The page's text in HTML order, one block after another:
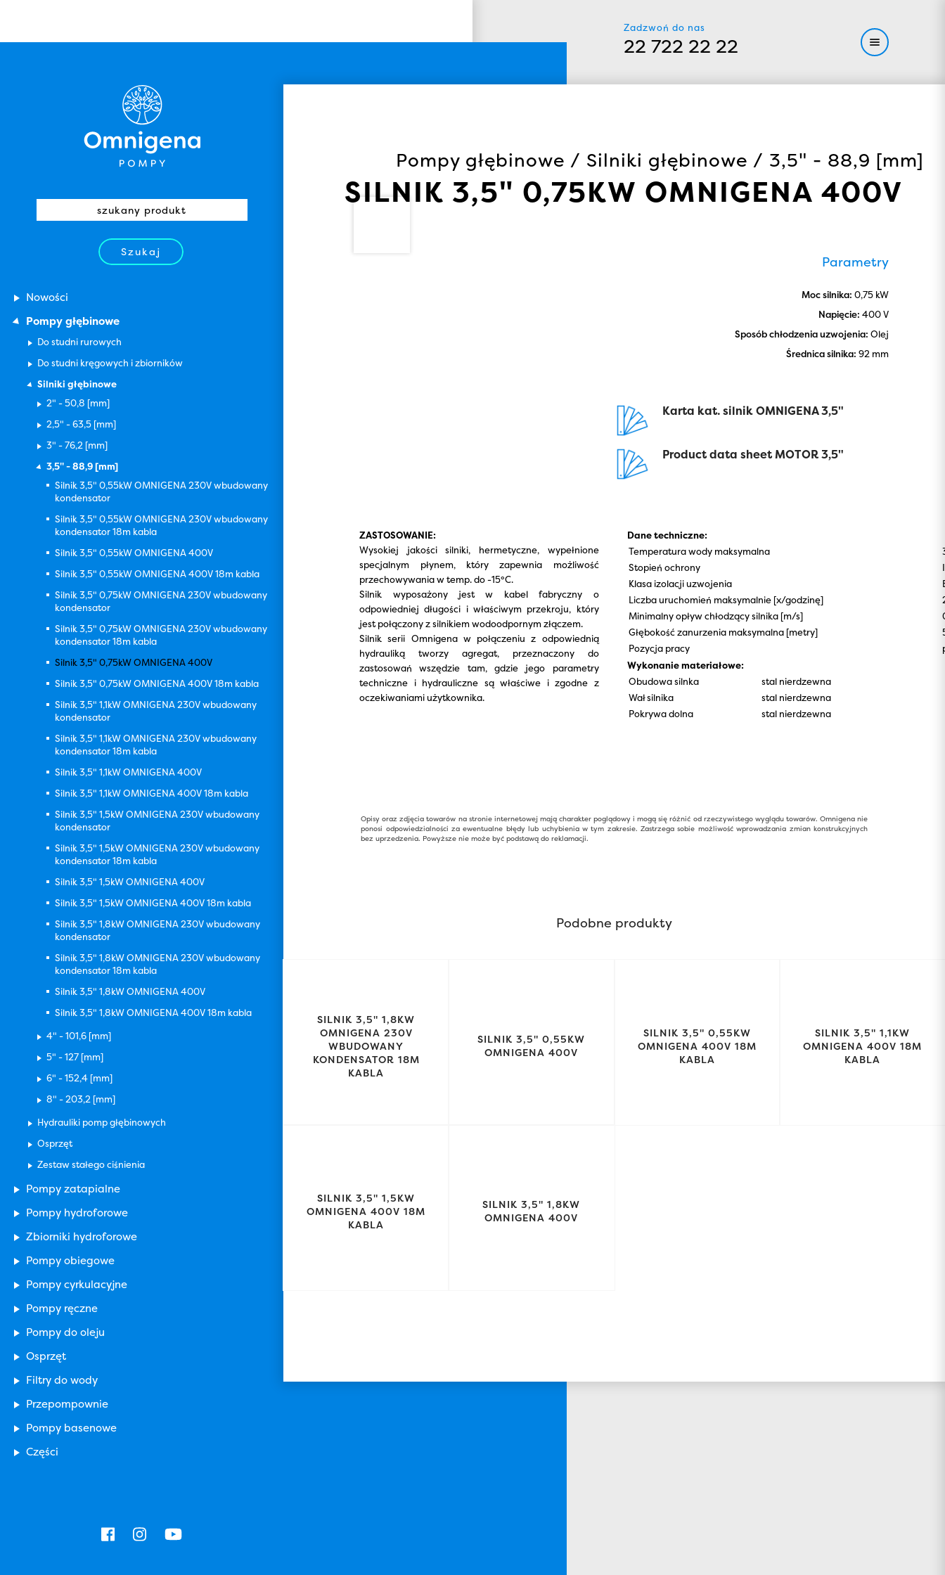
Zadzwoń do nas
22 722 22 22
Szukaj
Nowości
Pompy głębinowe
Do studni rurowych
Do studni kręgowych i zbiorników
Silniki głębinowe
2" - 50,8 [mm]
2,5" - 63,5 [mm]
3" - 76,2 [mm]
3,5" - 88,9 [mm]
Silnik 3,5" 0,55kW OMNIGENA 230V wbudowany
kondensator
Silnik 3,5" 0,55kW OMNIGENA 230V wbudowany
kondensator 18m kabla
Silnik 3,5" 0,55kW OMNIGENA 400V
Silnik 3,5" 0,55kW OMNIGENA 400V 18m kabla
Silnik 3,5" 0,75kW OMNIGENA 230V wbudowany
kondensator
Silnik 3,5" 0,75kW OMNIGENA 230V wbudowany
kondensator 18m kabla
Silnik 3,5" 0,75kW OMNIGENA 400V
Silnik 3,5" 0,75kW OMNIGENA 400V 18m kabla
Silnik 3,5" 1,1kW OMNIGENA 230V wbudowany
kondensator
Silnik 3,5" 1,1kW OMNIGENA 230V wbudowany
kondensator 18m kabla
Silnik 3,5" 1,1kW OMNIGENA 400V
Silnik 3,5" 1,1kW OMNIGENA 400V 18m kabla
Silnik 3,5" 1,5kW OMNIGENA 230V wbudowany
kondensator
Silnik 3,5" 1,5kW OMNIGENA 230V wbudowany
kondensator 18m kabla
Silnik 3,5" 1,5kW OMNIGENA 400V
Silnik 3,5" 1,5kW OMNIGENA 400V 18m kabla
Silnik 3,5" 1,8kW OMNIGENA 230V wbudowany
kondensator
Silnik 3,5" 1,8kW OMNIGENA 230V wbudowany
kondensator 18m kabla
Silnik 3,5" 1,8kW OMNIGENA 400V
Silnik 3,5" 1,8kW OMNIGENA 400V 18m kabla
4" - 101,6 [mm]
5" - 127 [mm]
6" - 152,4 [mm]
8" - 203,2 [mm]
Hydrauliki pomp głębinowych
Osprzęt
Zestaw stałego ciśnienia
Pompy zatapialne
Pompy hydroforowe
Zbiorniki hydroforowe
Pompy obiegowe
Pompy cyrkulacyjne
Pompy ręczne
Pompy do oleju
Osprzęt
Filtry do wody
Przepompownie
Pompy basenowe
Części
Pompy głębinowe / Silniki głębinowe / 3,5" - 88,9 [mm]
SILNIK 3,5" 0,75KW OMNIGENA 400V
Parametry
Moc silnika: 0,75 kW
Napięcie: 400 V
Sposób chłodzenia uzwojenia: Olej
Średnica silnika: 92 mm
Karta kat. silnik OMNIGENA 3,5"
Product data sheet MOTOR 3,5"
ZASTOSOWANIE:
Wysokiej jakości silniki, hermetyczne, wypełnione
specjalnym płynem, który zapewnia możliwość
przechowywania w temp. do -15°C.
Silnik wyposażony jest w kabel fabryczny o
odpowiedniej długości i właściwym przekroju, który
jest połączony z silnikiem wodoodpornym złączem.
Silnik serii Omnigena w połączeniu z odpowiednią
hydrauliką tworzy agregat, przeznaczony do
zastosowań wszędzie tam, gdzie jego parametry
techniczne i hydrauliczne są właściwe i zgodne z
oczekiwaniami użytkownika.
Dane techniczne:
Temperatura wody maksymalna
Stopień ochrony
Klasa izolacji uzwojenia
Liczba uruchomień maksymalnie [x/godzinę]
Minimalny opływ chłodzący silnika [m/s]
Głębokość zanurzenia maksymalna [metry]
Pozycja pracy
Wykonanie materiałowe:
Obudowa silnka
stal nierdzewna
Wał silnika
stal nierdzewna
Pokrywa dolna
stal nierdzewna
Opisy oraz zdjęcia towarów na stronie internetowej mają charakter poglądowy i mogą się różnić od rzeczywistego wyglądu towarów. Omnigena nie
ponosi odpowiedzialności za ewentualne błędy lub uchybienia w tym zakresie. Zastrzega sobie możliwość wprowadzania zmian konstrukcyjnych
bez uprzedzenia. Powyższe nie może być podstawą do reklamacji.
Podobne produkty
SILNIK 3,5" 1,8KW
OMNIGENA 230V
WBUDOWANY
KONDENSATOR 18M
KABLA
SILNIK 3,5" 0,55KW
OMNIGENA 400V
SILNIK 3,5" 0,55KW
OMNIGENA 400V 18M
KABLA
SILNIK 3,5" 1,1KW
OMNIGENA 400V 18M
KABLA
SILNIK 3,5" 1,5KW
OMNIGENA 400V 18M
KABLA
SILNIK 3,5" 1,8KW
OMNIGENA 400V